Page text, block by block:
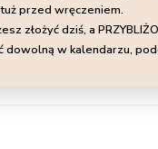
przed wręczeniem.
złożyć dziś, a
dowolną w kalendarzu,